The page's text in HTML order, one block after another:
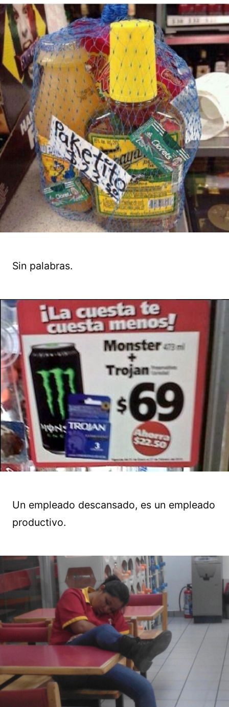
Sin palabras.
Un empleado descansado, es un empleado
productivo.